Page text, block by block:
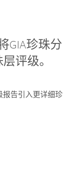
GIA珍珠分
评级。
报告引入更详细珍